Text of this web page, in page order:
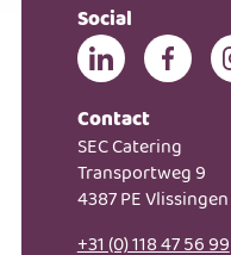
Social
Contact
SEC Catering
Transportweg 9
4387 PE Vlissingen
+31 (0) 118 47 56 99